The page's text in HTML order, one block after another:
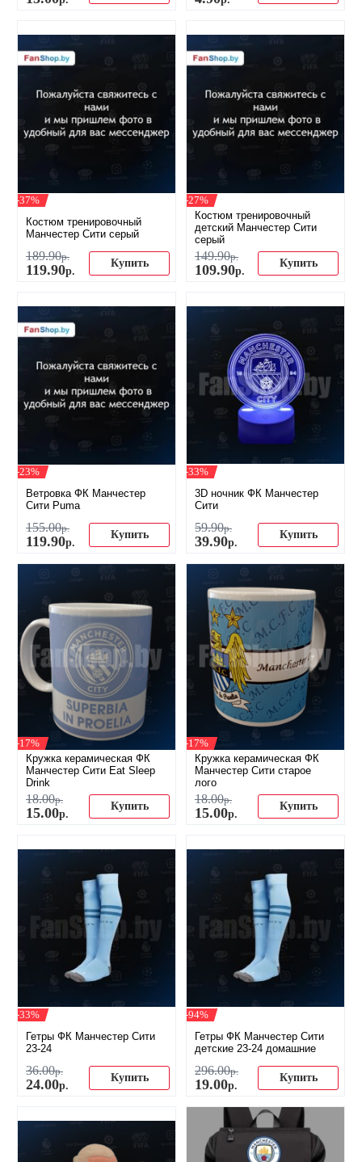
-37%
Костюм тренировочный
Манчестер Сити серый
189.90р.
119.90р.
Купить
-27%
Костюм тренировочный
детский Манчестер Сити
серый
149.90р.
109.90р.
Купить
-23%
Ветровка ФК Манчестер
Сити Puma
155.00р.
119.90р.
Купить
-33%
3D ночник ФК Манчестер
Сити
59.90р.
39.90р.
Купить
-17%
Кружка керамическая ФК
Манчестер Сити Eat Sleep
Drink
18.00р.
15.00р.
Купить
-17%
Кружка керамическая ФК
Манчестер Сити старое
лого
18.00р.
15.00р.
Купить
-33%
Гетры ФК Манчестер Сити
23-24
36.00р.
24.00р.
Купить
-94%
Гетры ФК Манчестер Сити
детские 23-24 домашние
296.00р.
19.00р.
Купить